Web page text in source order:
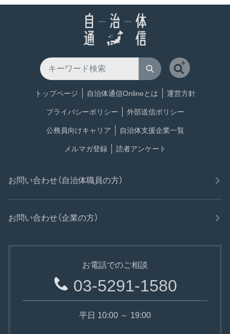
トップページ 自治体通信Onlineとは 運営方針
プライバシーポリシー 外部送信ポリシー
公務員向けキャリア 自治体支援企業一覧
メルマガ登録 読者アンケート
お問い合わせ（自治体職員の方）
お問い合わせ（企業の方）
お電話でのご相談
03-5291-1580
平日 10:00 ～ 19:00